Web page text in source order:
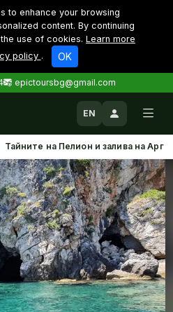
to enhance your browsing
content. By continuing
use of cookies. Learn more
policy . OK
epictoursbg@gmail.com
EN
Тайните на Пелион и залива на